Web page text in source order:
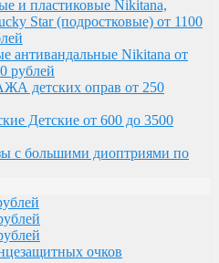
очков
и пластиковые Nikitana,
Star (подростковые) от 1100
антивандальные Nikitana от
рублей
детских оправ от 250
Детские от 600 до 3500
с большими диоптриями по
очков